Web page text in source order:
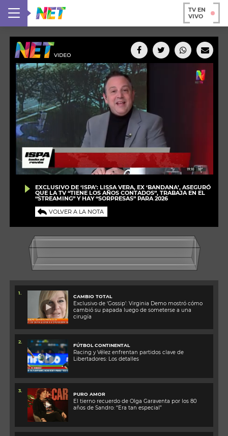
TV EN
VIVO
EXCLUSIVO DE ‘ISPA’: LISSA VERA, EX ‘BANDANA’, ASEGURÓ
QUE LA TV “TIENE LOS AÑOS CONTADOS”, TRABAJA EN EL
“STREAMING” Y HAY “SORPRESAS” PARA 2026
VOLVER A LA NOTA
1.
CAMBIO TOTAL
Exclusivo de ‘Gossip’: Virginia Demo mostró cómo
cambió su papada luego de someterse a una
cirugía
2.
FÚTBOL CONTINENTAL
Racing y Vélez enfrentan partidos clave de
Libertadores: Los detalles
3.
PURO AMOR
El tierno recuerdo de Olga Garaventa por los 80
años de Sandro: “Era tan especial”